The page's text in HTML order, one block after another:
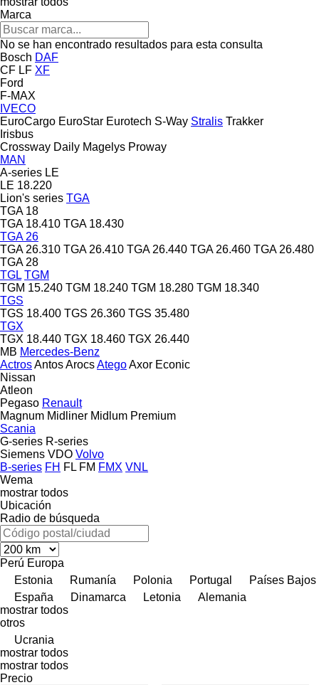
Marca
No se han encontrado resultados para esta consulta
Bosch DAF
CF LF XF
Ford
F-MAX
IVECO
EuroCargo EuroStar Eurotech S-Way Stralis Trakker
Irisbus
Crossway Daily Magelys Proway
MAN
A-series LE
LE 18.220
Lion's series TGA
TGA 18
TGA 18.410 TGA 18.430
TGA 26
TGA 26.310 TGA 26.410 TGA 26.440 TGA 26.460 TGA 26.480
TGA 28
TGL TGM
TGM 15.240 TGM 18.240 TGM 18.280 TGM 18.340
TGS
TGS 18.400 TGS 26.360 TGS 35.480
TGX
TGX 18.440 TGX 18.460 TGX 26.440
MB Mercedes-Benz
ActrosAntosArocsAtegoAxor Econic
Nissan
Atleon
Pegaso Renault
Magnum Midliner Midlum Premium
Scania
G-series R-series
Siemens VDO Volvo
B-series FH FL FM FMX VNL
Wema
mostrar todos
Ubicación
Radio de búsqueda
Perú Europa
Estonia
Rumanía Polonia Portugal
Países Bajos
España
Dinamarca Letonia
Alemania
mostrar todos
otros
Ucrania
mostrar todos
mostrar todos
Precio